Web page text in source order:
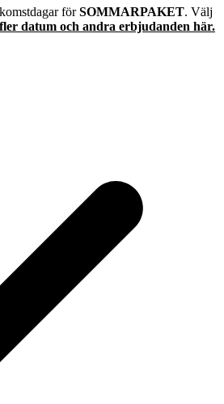
förSOMMARPAKET. Välj
datum och andra erbjudanden här.